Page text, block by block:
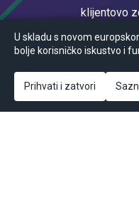
klijentovo
na prvom
Općinskog
65-05-
U skladu s novom
bolje korisničko iskustvo i
Prihvati i zatvori